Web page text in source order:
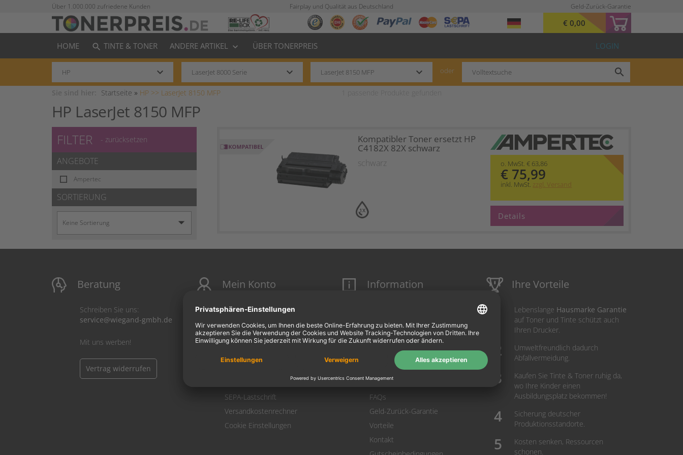
Über 1.000.000 zufriedene Kunden Fairplay und Qualität aus Deutschland Geld-Zurück-Garantie
€ 0,00
HOME search TINTE & TONER ANDERE ARTIKEL keyboard_arrow_down ÜBER TONERPREIS LOGIN
keyboard_arrow_down keyboard_arrow_down keyboard_arrow_down oder search
Startseite » HP >> LaserJet 8150 MFP
HP LaserJet 8150 MFP
FILTER - zurücksetzen
ANGEBOTE
Ampertec
SORTIERUNG
1X
Kompatibler Toner ersetzt HP
C4182X 82X schwarz
schwarz o. MwSt. € 63,86
€ 75,99
inkl. MwSt. zzgl. Versand
Details
Beratung
Schreiben Sie uns:
service@wiegand-gmbh.de
Mit uns werben!
Vertrag widerrufen
Mein Konto
Mein Konto
Login
Warenkorb
SEPA-Lastschrift
Versandkostenrechner
Cookie Einstellungen
Information
AGB
Datenschutz
Widerrufsbelehrung
Hausmarken-Garantie
Impressum
FAQs
Geld-Zurück-Garantie
Vorteile
Kontakt
Ihre Vorteile
Lebenslange Hausmarke Garantie
auf Toner und Tinte schützt auch
Ihren Drucker.
Umweltfreundlich dadurch
Abfallvermeidung.
Kaufen Sie Tinte & Toner ruhig da,
wo Ihre Kinder einen
Ausbildungsplatz bekommen!
Sicherung deutscher
Produktionsstandorte.
Kosten senken, Ressourcen
schonen.